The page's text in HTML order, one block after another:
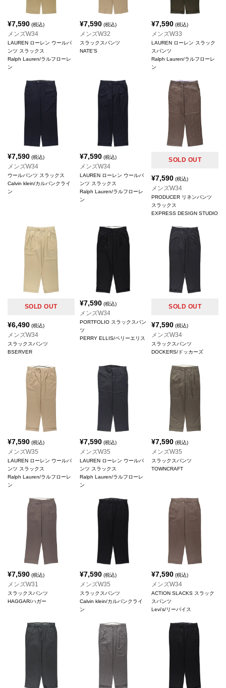
¥7,590 (税込)
メンズW34
LAUREN ローレン ウールパ
ンツ スラックス
Ralph Lauren/ラルフローレ
ン
¥7,590(税込)
メンズW32
スラックスパンツ
NATE'S
¥7,590 (税込)
メンズW33
LAUREN ローレン スラック
スパンツ
Ralph Lauren/ラルフローレ
ン
¥7,590 (税込)
メンズW34
ウールパンツ スラックス
Calvin klein/カルバンクライ
ン
¥7,590(税込)
メンズW34
LAUREN ローレン ウールパ
ンツ スラックス
Ralph Lauren/ラルフローレ
ン
SOLD OUT
¥7,590 (税込)
メンズW34
PRODUCER リネンパンツ
スラックス
EXPRESS DESIGN STUDIO
SOLD OUT
¥6,490 (税込)
メンズW34
スラックスパンツ
BSERVER
¥7,590(税込)
メンズW34
PORTFOLIO スラックスパン
ツ
PERRY ELLIS/ペリーエリス
SOLD OUT
¥7,590 (税込)
メンズW34
スラックスパンツ
DOCKERS/ドッカーズ
¥7,590 (税込)
メンズW35
LAUREN ローレン ウールパ
ンツ スラックス
Ralph Lauren/ラルフローレ
ン
¥7,590(税込)
メンズW35
LAUREN ローレン ウールパ
ンツ スラックス
Ralph Lauren/ラルフローレ
ン
¥7,590 (税込)
メンズW35
スラックスパンツ
TOWNCRAFT
¥7,590 (税込)
メンズW31
スラックスパンツ
HAGGAR/ハガー
¥7,590(税込)
メンズW35
スラックスパンツ
Calvin klein/カルバンクライ
ン
¥7,590 (税込)
メンズW34
ACTION SLACKS スラック
スパンツ
Levi's/リーバイス